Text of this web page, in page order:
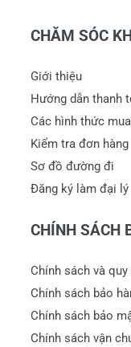
CHĂM SÓC
Giới thiệu
Hướng dẫn thanh
Các hình thức
Kiểm tra đơn hàng
Sơ đồ đường đi
Đăng ký làm đại lý
CHÍNH SÁCH
Chính sách và
Chính sách bảo
Chính sách bảo
Chính sách vận